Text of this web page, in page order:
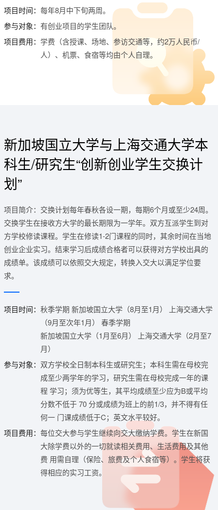
项目时间： 每年8月中下旬两周。
参与对象： 有创业项目的学生团队。
项目费用： 学费（含授课、场地、参访交通等，约2万人民币/
人）、机票、食宿等均由个人自理。
新加坡国立大学与上海交通大学本
科生/研究生“创新创业学生交换计
划”
项目简介：交换计划每年春秋各设一期，每期6个月或至少24周。
交换学生在接收方大学的最长期限为一学年。双方互派学生到对
方学校修读课程。学生在修读1-2门课程的同时，其余时间在当地
创业企业实习。结束学习后成绩合格者可以获得对方学校出具的
成绩单。该成绩可以依照交大规定，转换入交大以满足学位要
求。
项目时间： 秋季学期 新加坡国立大学（8月至1月） 上海交通大学
（9月至次年1月） 春季学期
新加坡国立大学（1月至6月） 上海交通大学（2月至7
月）
参与对象： 双方学校全日制本科生或研究生；本科生需在母校完
成至少两学年的学习，研究生需在母校完成一年的课
程 学习；须为优等生，其平均成绩至少应为B或平均
分数不低于 70 分或成绩为班上的前1/3，并不得有任
何一 门课成绩低于C；英文水平较好。
项目费用： 每位交大参与学生继续向交大缴纳学费。学生在新国
大除学费以外的一切就读相关费用、生活费用及其他
费 用需自理（保险、旅费及个人食宿等）。学生将获
得相应的实习工资。